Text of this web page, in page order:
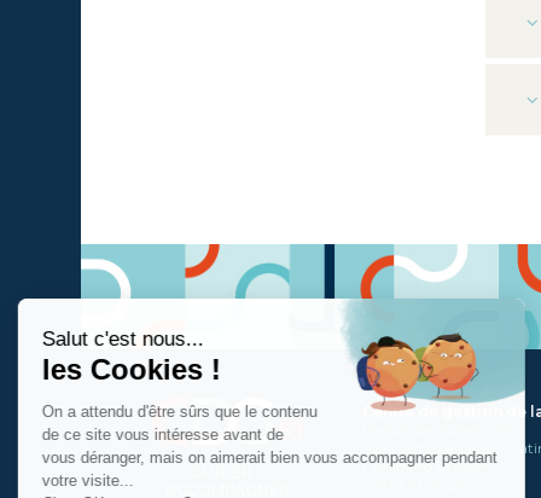
Centre de gestion de
Parc Tertiaire Cérès -
Ferdinand Buisson